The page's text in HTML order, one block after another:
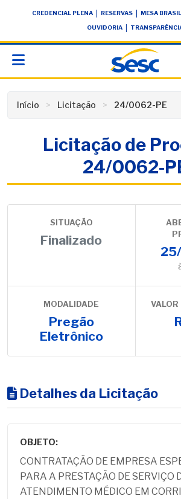
conteúdoCREDENCIAL PLENA RESERVAS MESA BRASIL
OUVIDORIA
Início Licitação 24/0062-PE
Licitação de
24/0062-
SITUAÇÃO
Finalizado
MODALIDADE
Pregão
Eletrônico
VALOR
Detalhes da Licitação
OBJETO:
CONTRATAÇÃO DE EMPRESA
PARA A PRESTAÇÃO DE SERVIÇO
ATENDIMENTO MÉDICO EM